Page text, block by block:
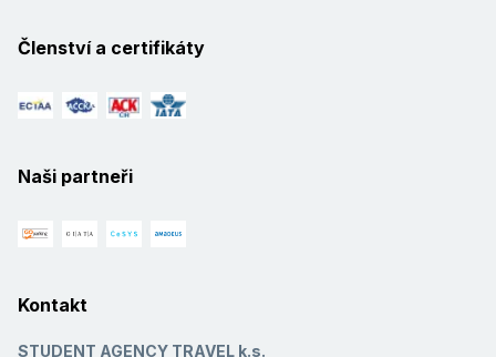
Členství a certifikáty
Naši partneři
Kontakt
STUDENT AGENCY TRAVEL k.s.